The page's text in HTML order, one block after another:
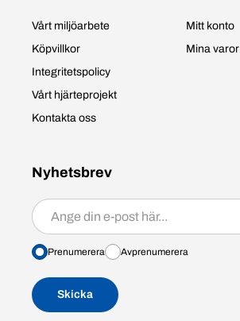
Vårt miljöarbete
Köpvillkor
Integritetspolicy
Vårt hjärteprojekt
Kontakta oss
Mitt konto
Mina varor
Nyhetsbrev
Prenumerera/avprenumerera
Prenumerera Avprenumerera
Skicka